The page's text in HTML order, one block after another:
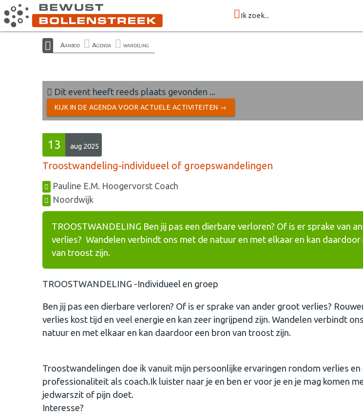
Ik zoek...
Aanbod Agenda wandeling
Dit event heeft reeds plaats gevonden ...
KIJK IN DE AGENDA VOOR ACTUELE ACTIVITEITEN →
13 aug 2025
Troostwandeling-individueel of groepswandelingen
Pauline E.M. Hoogervorst Coach
Noordwijk
TROOSTWANDELING Ben jij pas een dierbare verloren? Of is er sprake van
verlies? Wandelen verbindt ons met de natuur en met elkaar en kan daardoor
van troost zijn.
TROOSTWANDELING -Individueel en groep
Ben jij pas een dierbare verloren? Of is er sprake van ander groot verlies?
verlies kost tijd en veel energie en kan zeer ingrijpend zijn. Wandelen verbindt
natuur en met elkaar en kan daardoor een bron van troost zijn.
Troostwandelingen doe ik vanuit mijn persoonlijke ervaringen rondom verlies en
professionaliteit als coach.Ik luister naar je en ben er voor je en je mag komen
jedwarszit of pijn doet.
Interesse?